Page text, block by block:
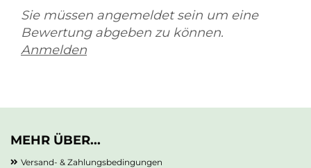
Sie müssen angemeldet sein um eine
Bewertung abgeben zu können.
Anmelden
MEHR ÜBER...
Versand- & Zahlungsbedingungen